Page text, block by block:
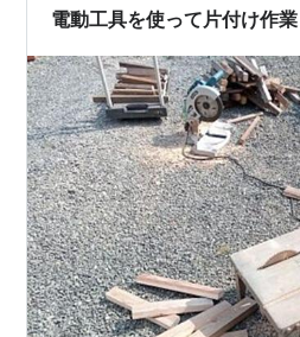
がタイムセールに出てくるよう
電動工具を使って片付け作業